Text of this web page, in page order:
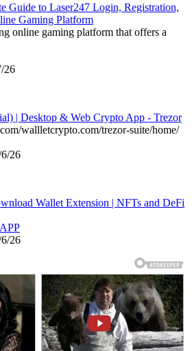
Guide to Laser247 Login, Registration,
Gaming Platform
online gaming platform that offers a
26
| Desktop & Web Crypto App - Trezor
wallletcrypto.com/trezor-suite/home/
26
Wallet Extension | NFTs and DeFi
26